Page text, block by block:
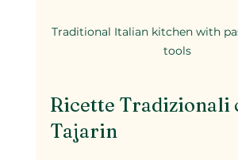
Traditional Italian kitchen with
tools
Ricette Tradizionali
Tajarin